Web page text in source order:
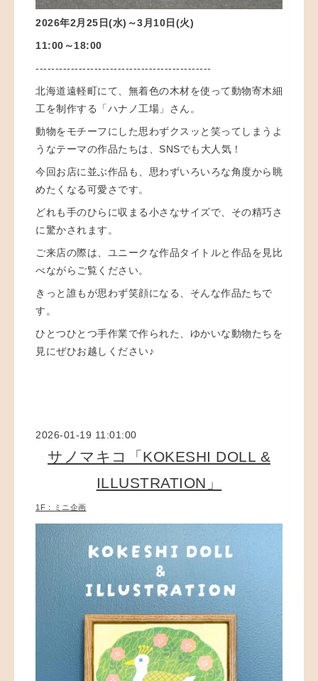
2026年2月25日(水)～3月10日(火)
11:00～18:00
---------------------------------------------
北海道遠軽町にて、無着色の木材を使って動物寄木細
工を制作する「ハナノ工場」さん。
動物をモチーフにした思わずクスッと笑ってしまうよ
うなテーマの作品たちは、SNSでも大人気！
今回お店に並ぶ作品も、思わずいろいろな角度から眺
めたくなる可愛さです。
どれも手のひらに収まる小さなサイズで、その精巧さ
に驚かされます。
ご来店の際は、ユニークな作品タイトルと作品を見比
べながらご覧ください。
きっと誰もが思わず笑顔になる、そんな作品たちで
す。
ひとつひとつ手作業で作られた、ゆかいな動物たちを
見にぜひお越しください♪
2026-01-19 11:01:00
サノマキコ「KOKESHI DOLL &
ILLUSTRATION」
1F：ミニ企画